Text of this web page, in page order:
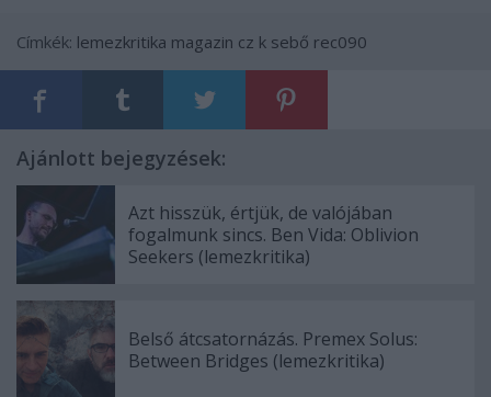
Címkék: lemezkritika magazin cz k sebő rec090
Ajánlott bejegyzések:
Azt hisszük, értjük, de valójában
fogalmunk sincs. Ben Vida: Oblivion
Seekers (lemezkritika)
Belső átcsatornázás. Premex Solus:
Between Bridges (lemezkritika)